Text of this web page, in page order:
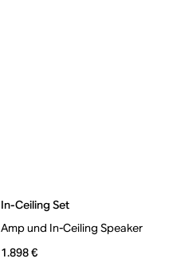
In-Ceiling Set
Amp und In-Ceiling Speaker
1.898 €